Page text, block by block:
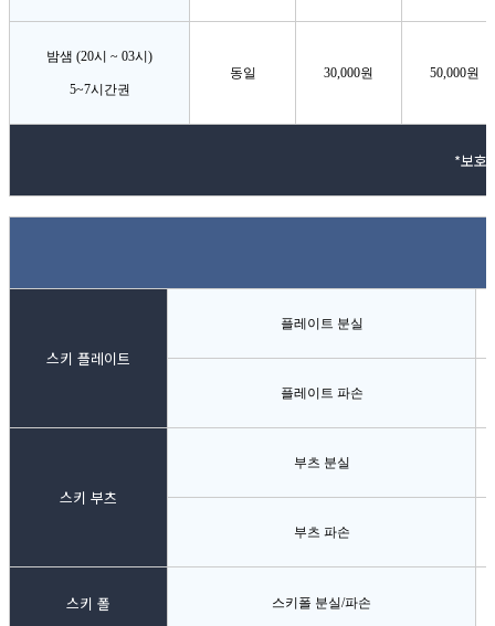
밤샘 (20시 ~ 03시)
5~7시간권
동일 30,000원 50,000원
*보호
스키 플레이트
플레이트 분실
플레이트 파손
스키 부츠
부츠 분실
부츠 파손
스키 폴 스키폴 분실/파손